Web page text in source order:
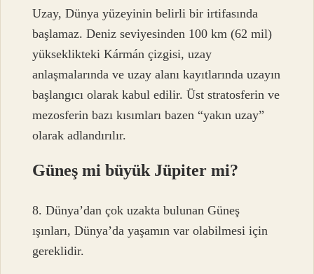
Uzay, Dünya yüzeyinin belirli bir irtifasında
başlamaz. Deniz seviyesinden 100 km (62 mil)
yükseklikteki Kármán çizgisi, uzay
anlaşmalarında ve uzay alanı kayıtlarında uzayın
başlangıcı olarak kabul edilir. Üst stratosferin ve
mezosferin bazı kısımları bazen “yakın uzay”
olarak adlandırılır.
Güneş mi büyük Jüpiter mi?
8. Dünya’dan çok uzakta bulunan Güneş
ışınları, Dünya’da yaşamın var olabilmesi için
gereklidir.